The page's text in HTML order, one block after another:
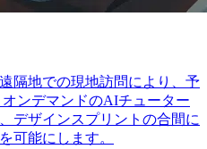
隔地での現地訪問により、予
ンデマンドのAIチューター
デザインスプリントの合間に
可能にします。